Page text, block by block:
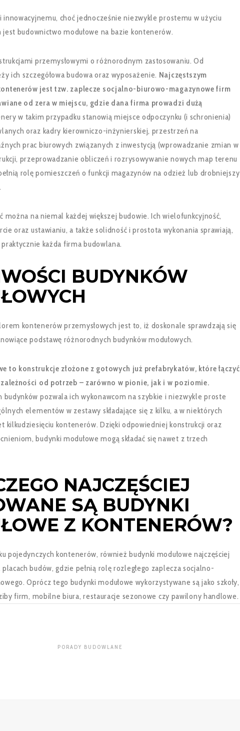
innowacyjnemu, choć jednocześnie niezwykle prostemu w użyciu
jest budownictwo modułowe na bazie kontenerów.
przemysłowymi o różnorodnym zastosowaniu. Od
ich szczegółowa budowa oraz wyposażenie. Najczęstszym
jest tzw. zaplecze socjalno-biurowo-magazynowe firm
od zera w miejscu, gdzie dana firma prowadzi dużą
w takim przypadku stanowią miejsce odpoczynku (i schronienia)
oraz kadry kierowniczo-inżynierskiej, przestrzeń na
prac biurowych związanych z inwestycją (wprowadzanie zmian w
przeprowadzanie obliczeń i rozrysowywanie nowych map terenu
rolę pomieszczeń o funkcji magazynów na odzież lub drobniejszy
można na niemal każdej większej budowie. Ich wielofunkcyjność,
oraz ustawianiu, a także solidność i prostota wykonania sprawiają,
każda firma budowlana.
BUDYNKÓW
kontenerów przemysłowych jest to, iż doskonale sprawdzają się
podstawę różnorodnych budynków modułowych.
to konstrukcje złożone z gotowych już prefabrykatów, które łączyć
zależności od potrzeb – zarówno w pionie, jak i w poziomie.
budynków pozwala ich wykonawcom na szybkie i niezwykle proste
elementów w zestawy składające się z kilku, a w niektórych
kilkudziesięciu kontenerów. Dzięki odpowiedniej konstrukcji oraz
budynki modułowe mogą składać się nawet z trzech
NAJCZĘŚCIEJ
SĄ BUDYNKI
Z KONTENERÓW?
pojedynczych kontenerów, również budynki modułowe najczęściej
budów, gdzie pełnią rolę rozległego zaplecza socjalno-
Oprócz tego budynki modułowe wykorzystywane są jako szkoły,
firm, mobilne biura, restauracje sezonowe czy pawilony handlowe.
PORADY BUDOWLANE